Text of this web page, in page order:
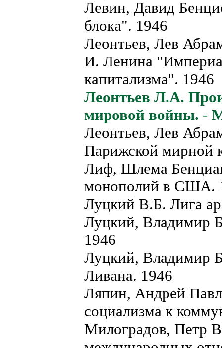
Левин, Давид
блока". 1946
Леонтьев, Лев
И. Ленина
капитализма". 1946
Леонтьев Л.А.
мировой войны. -
Леонтьев, Лев
Парижской мирной
Лиф, Шлема
монополий в США.
Луцкий В.Б. Лига
Луцкий, Владимир
1946
Луцкий, Владимир
Ливана. 1946
Ляпин, Андрей
социализма к
Милоградов, Петр